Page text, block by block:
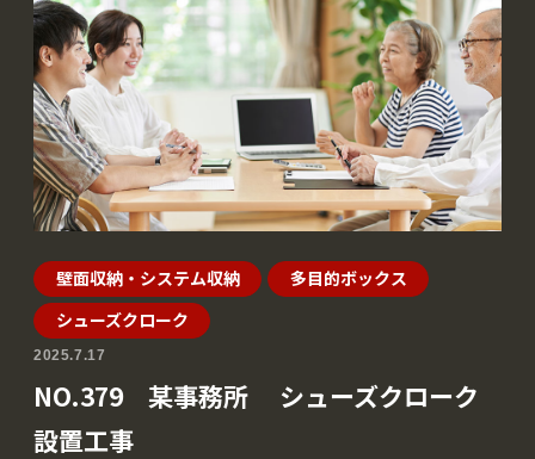
壁面収納・システム収納
多目的ボックス
シューズクローク
2025.7.17
NO.379 某事務所 シューズクローク
設置工事